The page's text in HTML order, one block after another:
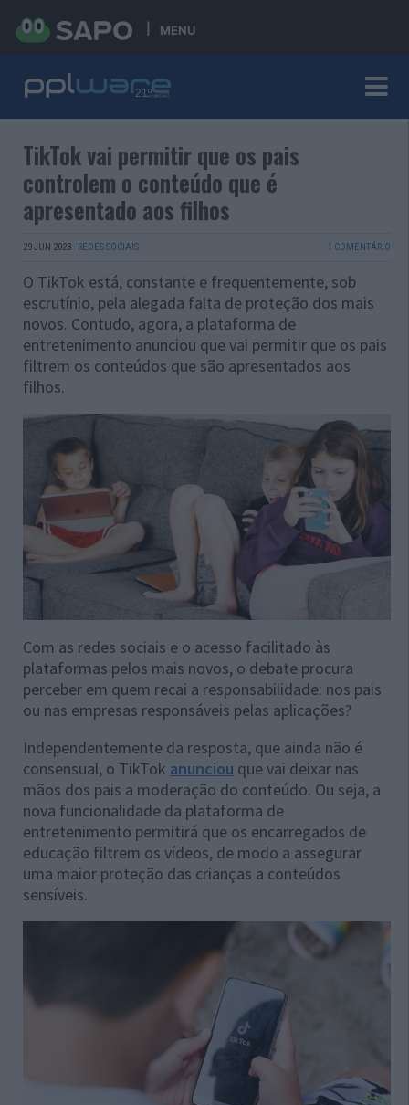
MENU
TikTok vai permitir que os pais
controlem o conteúdo que é
apresentado aos filhos
29 JUN 2023 · REDES SOCIAIS 1 COMENTÁRIO
O TikTok está, constante e frequentemente, sob
escrutínio, pela alegada falta de proteção dos mais
novos. Contudo, agora, a plataforma de
entretenimento anunciou que vai permitir que os pais
filtrem os conteúdos que são apresentados aos
filhos.
Com as redes sociais e o acesso facilitado às
plataformas pelos mais novos, o debate procura
perceber em quem recai a responsabilidade: nos pais
ou nas empresas responsáveis pelas aplicações?
Independentemente da resposta, que ainda não é
consensual, o TikTok anunciou que vai deixar nas
mãos dos pais a moderação do conteúdo. Ou seja, a
nova funcionalidade da plataforma de
entretenimento permitirá que os encarregados de
educação filtrem os vídeos, de modo a assegurar
uma maior proteção das crianças a conteúdos
sensíveis.